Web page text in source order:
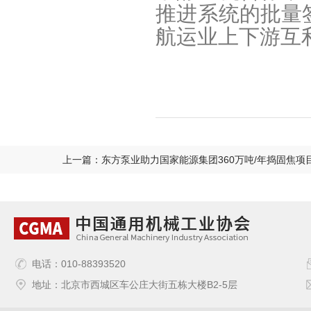
推进系统的批量
航运业上下游互
上一篇：东方泵业助力国家能源集团360万吨/年捣固焦项
电话：010-88393520
地址：北京市西城区车公庄大街五栋大楼B2-5层